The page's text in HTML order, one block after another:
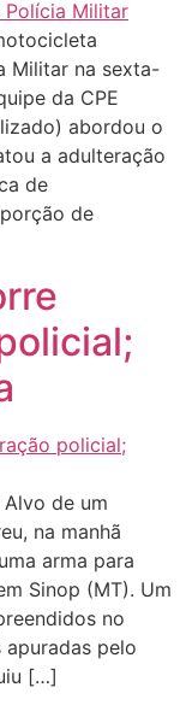
Militar na sexta-
da CPE
abordou o
a adulteração
de
de
de um
na manhã
arma para
Sinop (MT). Um
no
pelo
[…]